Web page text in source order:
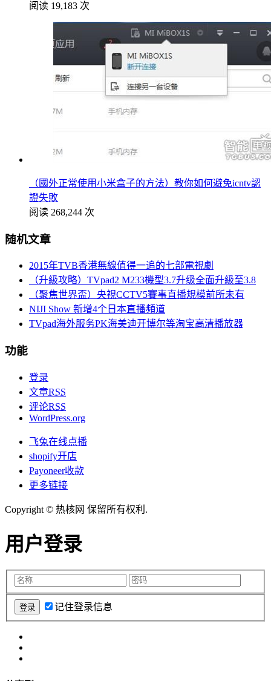
阅读 19,183 次
（國外正常使用小米盒子的方法）教你如何避免icntv認
證失敗
阅读 268,244 次
随机文章
2015年TVB香港無線值得一追的七部電視劇
（升級攻略）TVpad2 M233機型3.7升级全面升級至3.8
（聚焦世界盃）央視CCTV5賽事直播規模前所未有
NIJI Show 新增4个日本直播頻道
TVpad海外服务PK海美迪开博尔等淘宝高清播放器
功能
登录
文章RSS
评论RSS
WordPress.org
飞兔在线点播
shopify开店
Payoneer收款
更多链接
Copyright © 热核网 保留所有权利.
用户登录
记住登录信息